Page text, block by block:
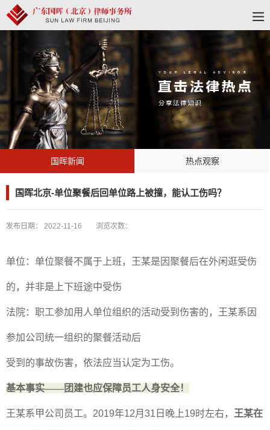
国晖新闻 热点观察
国晖北京-单位聚餐后回单位路上被撞，能认工伤吗？
发布日期： 2022-11-16 浏览次数：
单位：单位聚餐不属于上班，王某是因聚餐后在外闲逛受伤
的，并非是上下班途中受伤
法院：职工参加用人单位组织的活动受到伤害的，王某系因
参加公司统一组织的聚餐活动后
受到的事故伤害，依法应当认定为工伤。
基本事实——团建也应保障员工人身安全！
王某系甲公司员工。 2019年12月 31 日晚上19时左右， 王某在